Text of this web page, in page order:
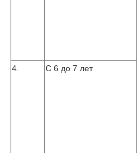
4. С 6 до 7 лет